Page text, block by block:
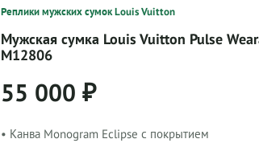
Реплики мужских сумок Louis Vuitton
Мужская сумка Louis Vuitton Pulse
M12806
55 000 ₽
• Канва Monogram Eclipse с покрытием